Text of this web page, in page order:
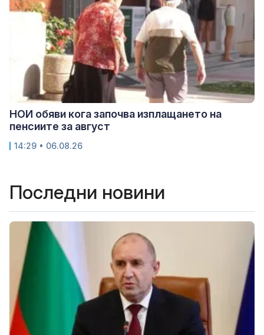
НОИ обяви кога започва изплащането на
пенсиите за август
14:29 • 06.08.26
Последни новини